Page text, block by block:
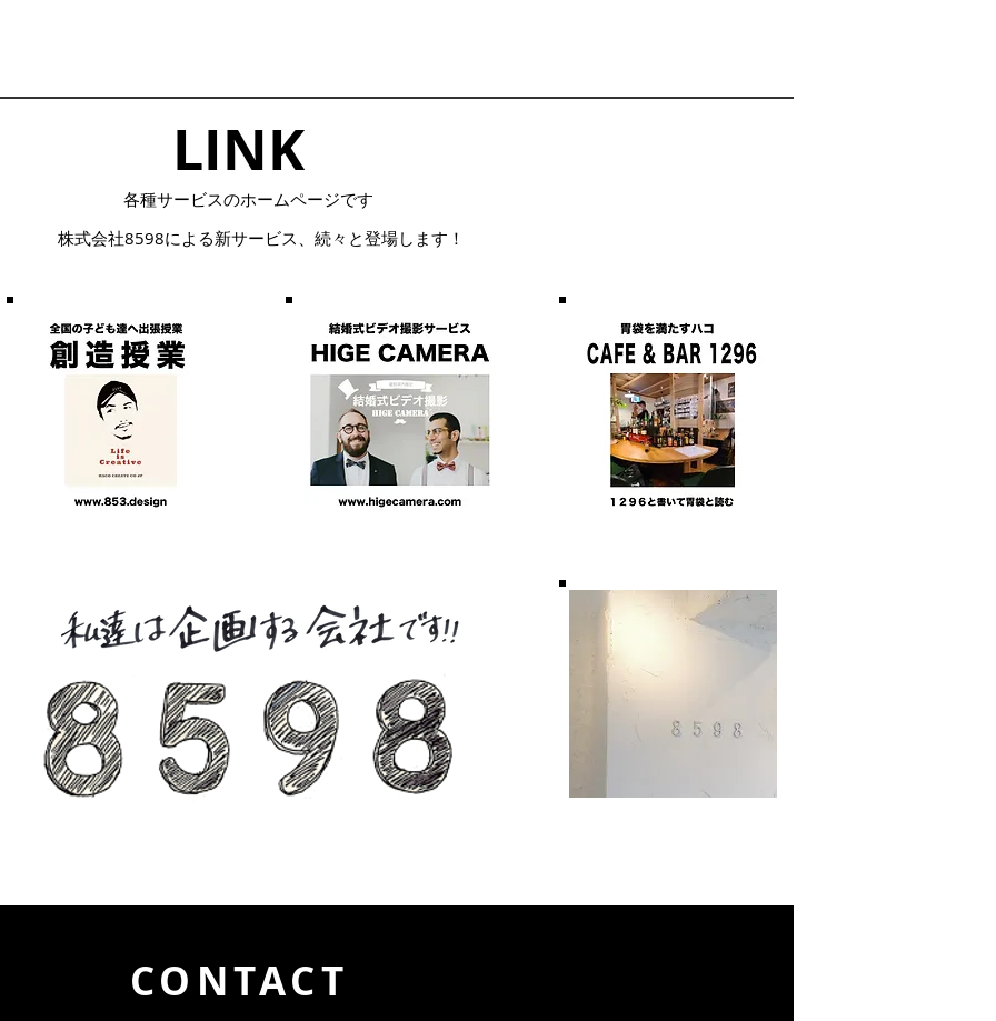
LINK​
​各種サービスのホームページです
株式会社8598による​新サービス、続々と登場します！
CONTACT